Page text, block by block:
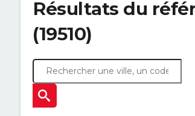
Résultats du
(19510)